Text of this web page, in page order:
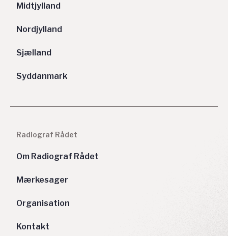
Midtjylland
Nordjylland
Sjælland
Syddanmark
Radiograf Rådet
Om Radiograf Rådet
Mærkesager
Organisation
Kontakt